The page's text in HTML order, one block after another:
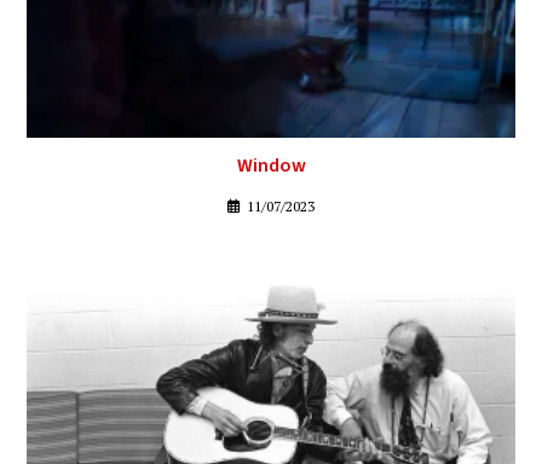
Window
11/07/2023